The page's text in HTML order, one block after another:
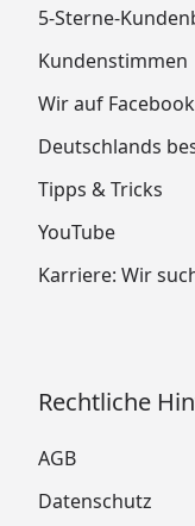
5-Sterne-
Kundenstimmen
Wir auf Facebook
Deutschlands
Tipps & Tricks
YouTube
Karriere: Wir
Rechtliche
AGB
Datenschutz